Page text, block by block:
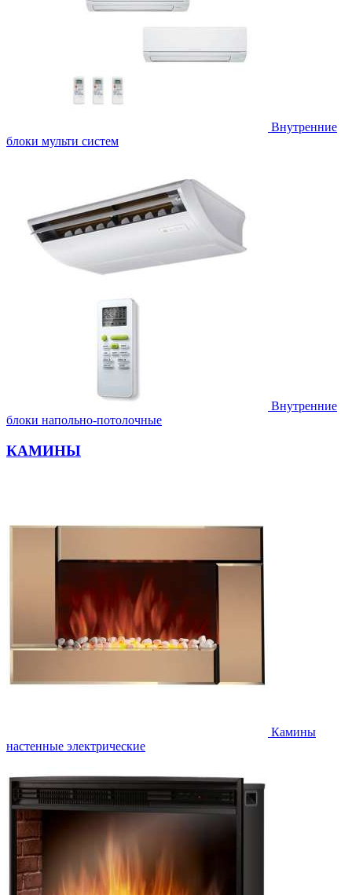
Внутренние
блоки мульти систем
Внутренние
блоки напольно-потолочные
КАМИНЫ
Камины
настенные электрические